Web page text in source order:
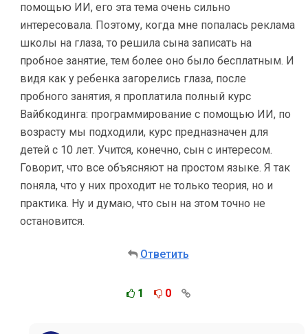
помощью ИИ, его эта тема очень сильно
интересовала. Поэтому, когда мне попалась реклама
школы на глаза, то решила сына записать на
пробное занятие, тем более оно было бесплатным. И
видя как у ребенка загорелись глаза, после
пробного занятия, я проплатила полный курс
Вайбкодинга: программирование с помощью ИИ, по
возрасту мы подходили, курс предназначен для
детей с 10 лет. Учится, конечно, сын с интересом.
Говорит, что все объясняют на простом языке. Я так
поняла, что у них проходит не только теория, но и
практика. Ну и думаю, что сын на этом точно не
остановится.
Ответить
1 0